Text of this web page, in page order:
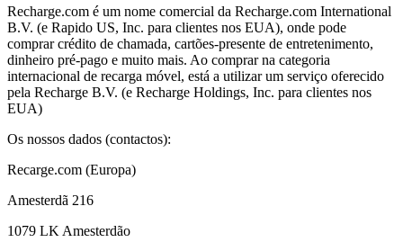
Recharge.com é um nome comercial da Recharge.com International
B.V. (e Rapido US, Inc. para clientes nos EUA), onde pode
comprar crédito de chamada, cartões-presente de entretenimento,
dinheiro pré-pago e muito mais. Ao comprar na categoria
internacional de recarga móvel, está a utilizar um serviço oferecido
pela Recharge B.V. (e Recharge Holdings, Inc. para clientes nos
EUA)
Os nossos dados (contactos):
Recarge.com (Europa)
Amesterdã 216
1079 LK Amesterdão